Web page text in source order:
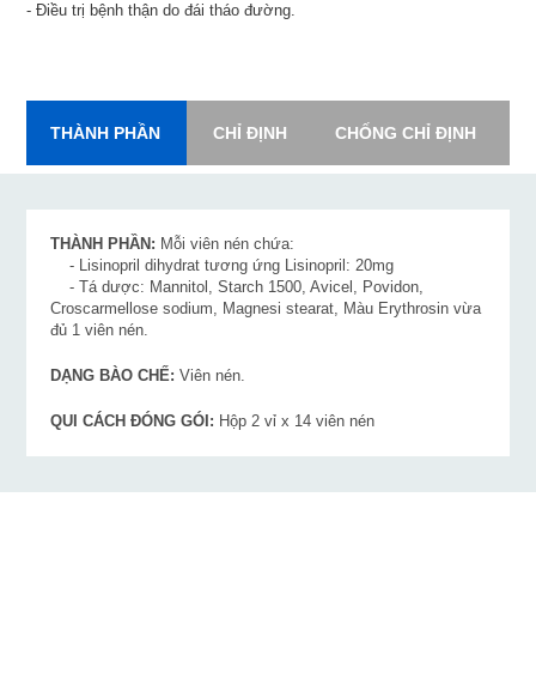
- Điều trị bệnh thận do đái tháo đường.
THÀNH PHẦN CHỈ ĐỊNH CHỐNG CHỈ ĐỊNH
THÀNH PHẦN: Mỗi viên nén chứa:
- Lisinopril dihydrat tương ứng Lisinopril: 20mg
- Tá dược: Mannitol, Starch 1500, Avicel, Povidon,
Croscarmellose sodium, Magnesi stearat, Màu Erythrosin vừa
đủ 1 viên nén.
DẠNG BÀO CHẾ:Viên nén.
QUI CÁCH ĐÓNG GÓI: Hộp 2 vỉ x 14 viên nén